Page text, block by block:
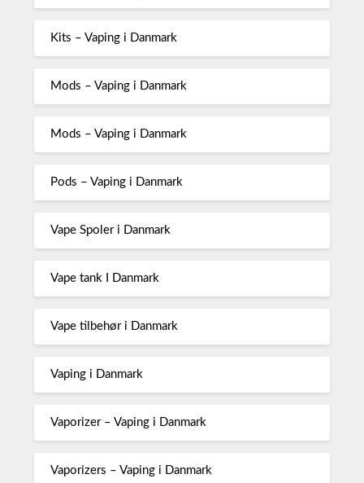
Kits – Vaping i Danmark
Mods – Vaping i Danmark
Mods – Vaping i Danmark
Pods – Vaping i Danmark
Vape Spoler i Danmark
Vape tank I Danmark
Vape tilbehør i Danmark
Vaping i Danmark
Vaporizer – Vaping i Danmark
Vaporizers – Vaping i Danmark